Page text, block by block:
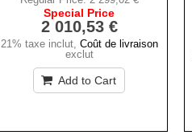
Special Price
2 010,53 €
21% taxe inclut, Coût de livraison
exclut
Add to Cart